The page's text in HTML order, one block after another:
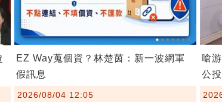
EZ Way蒐個資？林楚茵：新一波網軍
假訊息
2026/08/04 12:05
嗆
公投